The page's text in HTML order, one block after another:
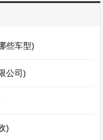
些车型)
公司)
)